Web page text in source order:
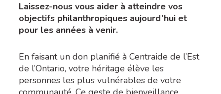
Laissez-nous vous aider à atteindre vos
objectifs philanthropiques aujourd’hui et
pour les années à venir.
En faisant un don planifié à Centraide de l’Est
de l’Ontario, votre héritage élève les
personnes les plus vulnérables de votre